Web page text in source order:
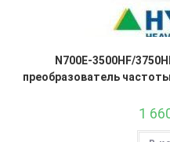
N700E-3500HF/
преобразователь
1